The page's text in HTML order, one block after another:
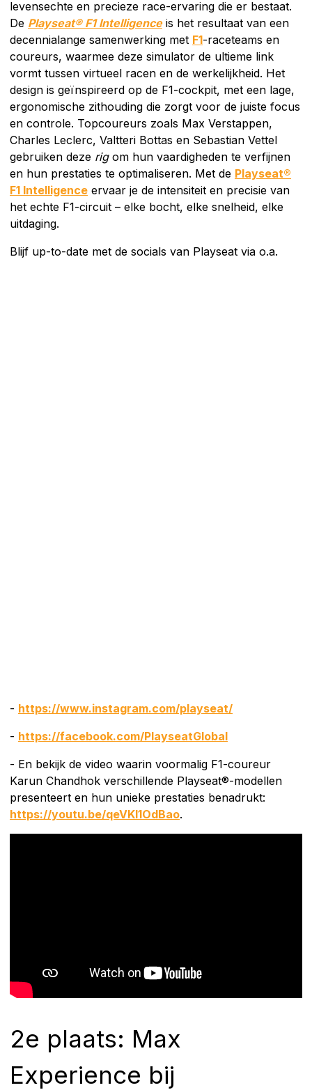
levensechte en precieze race-ervaring die er bestaat.
De Playseat® F1 Intelligenceis het resultaat van een
decennialange samenwerking met F1-raceteams en
coureurs, waarmee deze simulator de ultieme link
vormt tussen virtueel racen en de werkelijkheid. Het
design is geïnspireerd op de F1-cockpit, met een lage,
ergonomische zithouding die zorgt voor de juiste focus
en controle. Topcoureurs zoals Max Verstappen,
Charles Leclerc, Valtteri Bottas en Sebastian Vettel
gebruiken deze rigom hun vaardigheden te verfijnen
en hun prestaties te optimaliseren. Met de Playseat®
F1 Intelligence ervaar je de intensiteit en precisie van
het echte F1-circuit – elke bocht, elke snelheid, elke
uitdaging.
Blijf up-to-date met de socials van Playseat via o.a.
- https://www.instagram.com/playseat/
- https://facebook.com/PlayseatGlobal
- En bekijk de video waarin voormalig F1-coureur
Karun Chandhok verschillende Playseat®-modellen
presenteert en hun unieke prestaties benadrukt:
https://youtu.be/qeVKl1OdBao.
2e plaats: Max
Experience bij